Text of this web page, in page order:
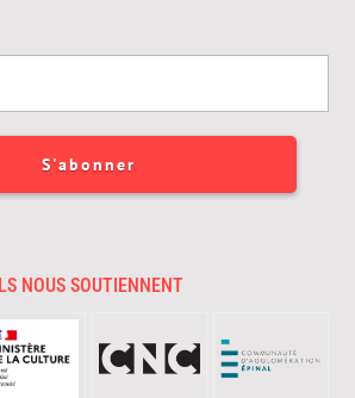
ILS NOUS SOUTIENNENT